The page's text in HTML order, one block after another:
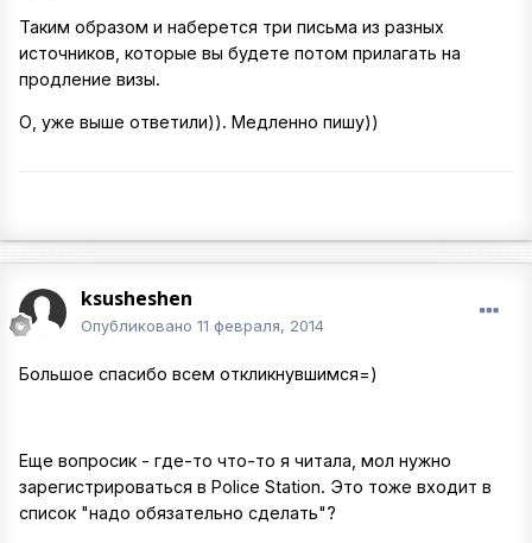
Таким образом и наберется три письма из разных
источников, которые вы будете потом прилагать на
продление визы.
О, уже выше ответили)). Медленно пишу))
ksusheshen
Опубликовано 11 февраля, 2014
Большое спасибо всем откликнувшимся=)
Еще вопросик - где-то что-то я читала, мол нужно
зарегистрироваться в Police Station. Это тоже входит в
список "надо обязательно сделать"?